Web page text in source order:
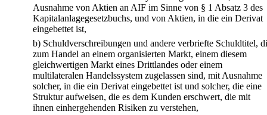
Ausnahme von Aktien an AIF im Sinne von § 1 Absatz 3 des
Kapitalanlagegesetzbuchs, und von Aktien, in die ein Derivat
eingebettet ist,
b) Schuldverschreibungen und andere verbriefte Schuldtitel,
zum Handel an einem organisierten Markt, einem diesem
gleichwertigen Markt eines Drittlandes oder einem
multilateralen Handelssystem zugelassen sind, mit Ausnahme
solcher, in die ein Derivat eingebettet ist und solcher, die eine
Struktur aufweisen, die es dem Kunden erschwert, die mit
ihnen einhergehenden Risiken zu verstehen,